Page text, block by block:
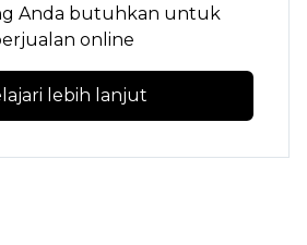
Anda butuhkan untuk
online
lebih lanjut